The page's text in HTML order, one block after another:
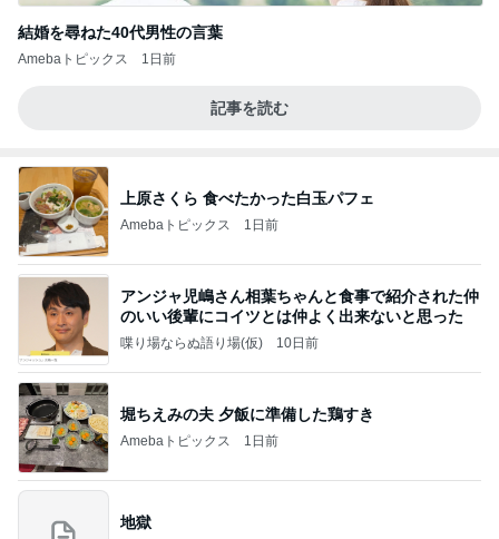
結婚を尋ねた40代男性の言葉
Amebaトピックス 1日前
記事を読む
上原さくら 食べたかった白玉パフェ
Amebaトピックス 1日前
アンジャ児嶋さん相葉ちゃんと食事で紹介された仲
のいい後輩にコイツとは仲よく出来ないと思った
喋り場ならぬ語り場(仮) 10日前
堀ちえみの夫 夕飯に準備した鶏すき
Amebaトピックス 1日前
地獄